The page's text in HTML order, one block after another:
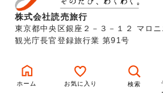
株式会社読売旅行
東京都中央区銀座２－３－１２ マロニ
観光庁長官登録旅行業 第91号
お問い合せ
ホーム お気に入り 検索